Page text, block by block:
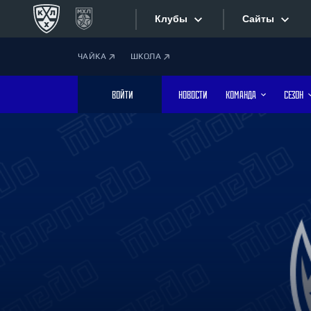
Клубы
Дивизион Боброва
Лада
Сайты
Фотобанк
ЧАЙКА ШКОЛА
ВОЙТИ НОВОСТИ КОМАНДА СЕЗОН